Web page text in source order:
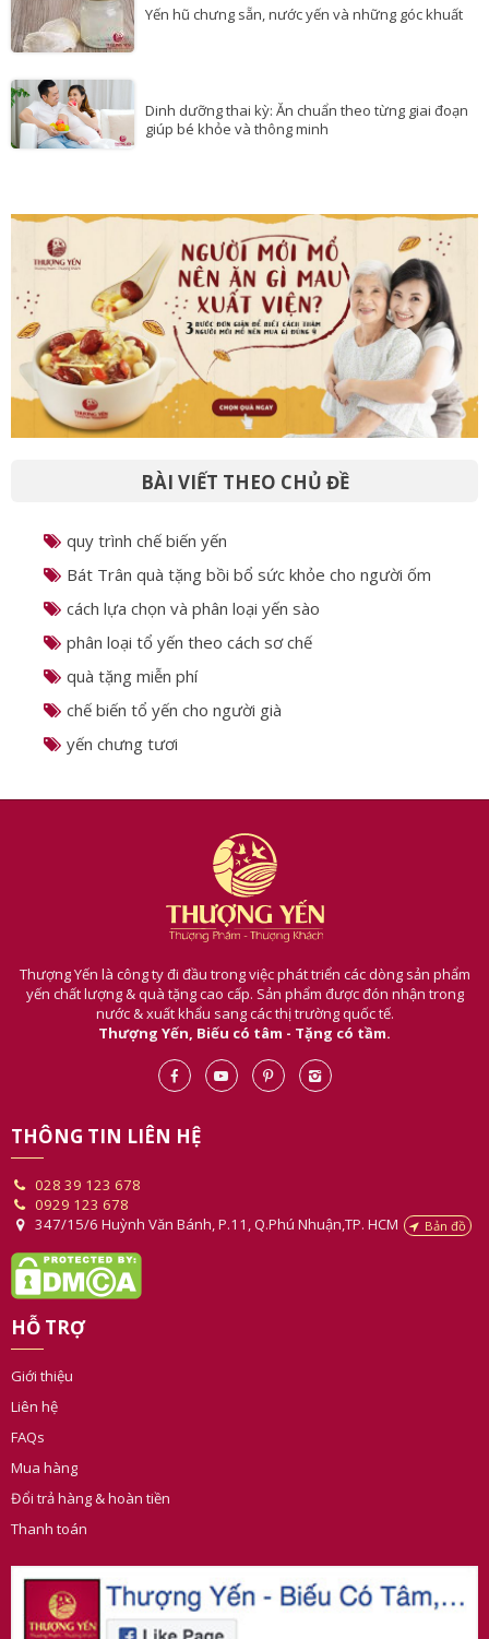
BÀI VIẾT THEO CHỦ ĐỀ
quy trình chế biến yến
Bát Trân quà tặng bồi bổ sức khỏe cho người ốm
cách lựa chọn và phân loại yến sào
phân loại tổ yến theo cách sơ chế
quà tặng miễn phí
yến chưng tươi
Thượng Yến là công ty đi đầu trong việc phát triển các dòng sản phẩm
yến chất lượng & quà tặng cao cấp. Sản phẩm được đón nhận trong
nước & xuất khẩu sang các thị trường quốc tế.
Thượng Yến, Biếu có tâm - Tặng có tầm.
THÔNG TIN LIÊN HỆ
028 39 123 678
0929 123 678
347/15/6 Huỳnh Văn Bánh, P.11, Q.Phú Nhuận,TP. HCM
HỖ TRỢ
Giới thiệu
Liên hệ
FAQs
Mua hàng
Đổi trả hàng & hoàn tiền
Thanh toán